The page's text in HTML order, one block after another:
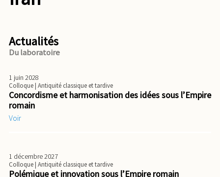
Actualités
Du laboratoire
1 juin 2028
Colloque| Antiquité classique et tardive
Concordisme et harmonisation des idées sous l’Empire
romain
Voir
1 décembre 2027
Colloque| Antiquité classique et tardive
Polémique et innovation sous l’Empire romain